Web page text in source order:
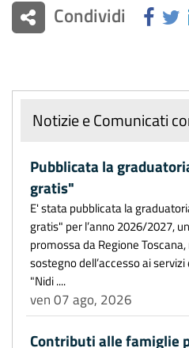
Condividi
Notizie e Comunicati
Pubblicata la
gratis"
E' stata pubblicata la
gratis" per l’anno 2026/2027,
promossa da Regione
sostegno dell’accesso ai
"Nidi ....
ven 07 ago, 2026
Contributi alle famiglie